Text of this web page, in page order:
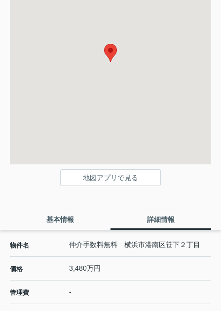
地図アプリで見る
基本情報 詳細情報
物件名 仲介手数料無料 横浜市港南区笹下２丁目
価格 3,480万円
管理費 -